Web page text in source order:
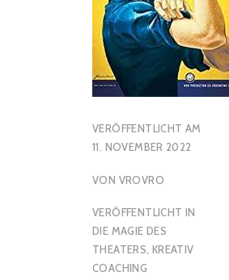
VERÖFFENTLICHT AM
11. NOVEMBER 2022
VON VROVRO
VERÖFFENTLICHT IN
DIE MAGIE DES
THEATERS, KREATIV
COACHING